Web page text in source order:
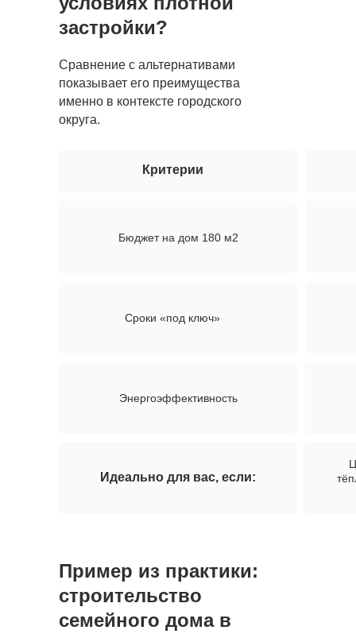
Сравнение с альтернативами
показывает его преимущества
именно в контексте городского
округа.
застройки?
Идеально для вас, если:
Сроки «под ключ»
Бюджет на дом 180 м2
Энергоэффективность
Критерии
Пример из практики:
строительство
семейного дома в